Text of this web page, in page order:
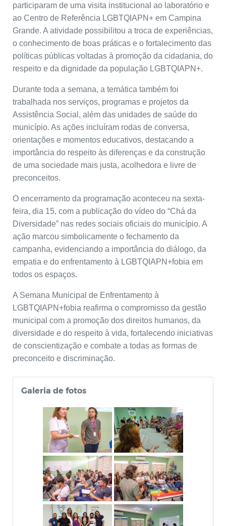
participaram de uma visita institucional ao laboratório e
ao Centro de Referência LGBTQIAPN+ em Campina
Grande. A atividade possibilitou a troca de experiências,
o conhecimento de boas práticas e o fortalecimento das
políticas públicas voltadas à promoção da cidadania, do
respeito e da dignidade da população LGBTQIAPN+.
Durante toda a semana, a temática também foi
trabalhada nos serviços, programas e projetos da
Assistência Social, além das unidades de saúde do
município. As ações incluíram rodas de conversa,
orientações e momentos educativos, destacando a
importância do respeito às diferenças e da construção
de uma sociedade mais justa, acolhedora e livre de
preconceitos.
O encerramento da programação aconteceu na sexta-
feira, dia 15, com a publicação do vídeo do “Chá da
Diversidade” nas redes sociais oficiais do município. A
ação marcou simbolicamente o fechamento da
campanha, evidenciando a importância do diálogo, da
empatia e do enfrentamento à LGBTQIAPN+fobia em
todos os espaços.
A Semana Municipal de Enfrentamento à
LGBTQIAPN+fobia reafirma o compromisso da gestão
municipal com a promoção dos direitos humanos, da
diversidade e do respeito à vida, fortalecendo iniciativas
de conscientização e combate a todas as formas de
preconceito e discriminação.
Galeria de fotos